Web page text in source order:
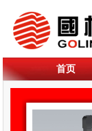
首页